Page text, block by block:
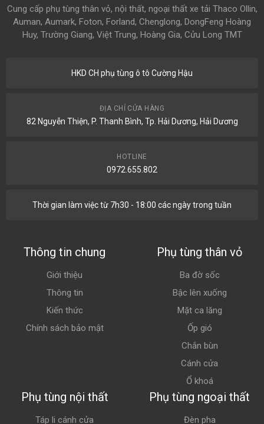
Cung cấp phụ tùng thân vỏ, nội thất, ngoại thất xe tải Thaco Ollin,
Auman, Aumark, Foton, Forland, Chenglong, DongFeng Hoàng
Huy, Trường Giang, Việt Trung, Hoàng Gia, Cửu Long TMT
HKD CH phụ tùng ô tô Cường Hậu
ĐỊA CHỈ CỬA HÀNG
82 Nguyễn Thiện, P. Thanh Bình, Tp. Hải Dương, Hải Dương
HOTLINE
0972.655.802
Thời gian làm việc từ 7h30 - 18:00 các ngày trong tuần
Thông tin chung
Giới thiệu
Thông tin
Kiến thức
Chính sách bảo mật
Phụ tùng thân vỏ
Ba đờ sốc
Bậc lên xuống
Mặt ca lăng
Ốp gió
Chắn bùn
Cánh cửa
Ổ khoá
Phụ tùng nội thất
Táp li cánh cửa
Phụ tùng ngoại thất
Đèn pha